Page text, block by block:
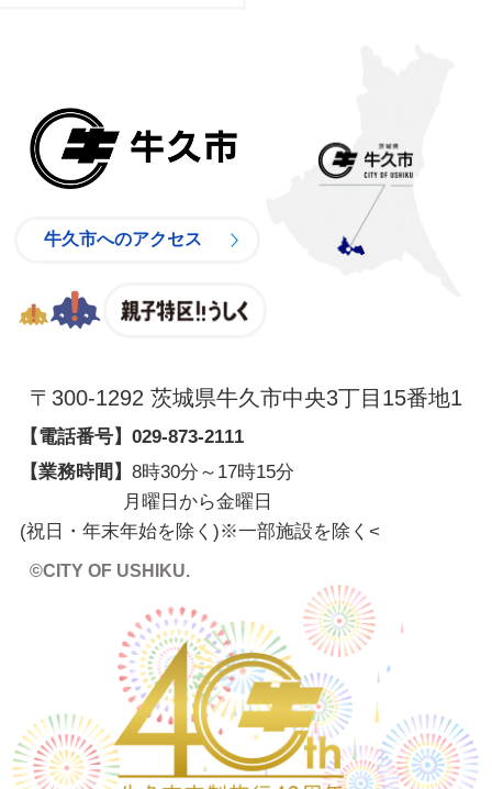
牛久市へのアクセス
〒300-1292 茨城県牛久市中央3丁目15番地1
【電話番号】 029-873-2111
【業務時間】 8時30分～17時15分
月曜日から金曜日
(祝日・年末年始を除く)※一部施設を除く <
©CITY OF USHIKU.